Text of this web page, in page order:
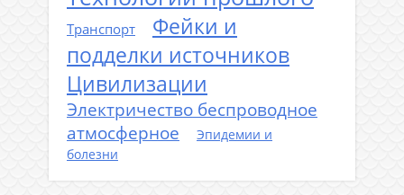
Транспорт
Фейки и
подделки источников
Цивилизации
Электричество беспроводное
атмосферное
Эпидемии и
болезни